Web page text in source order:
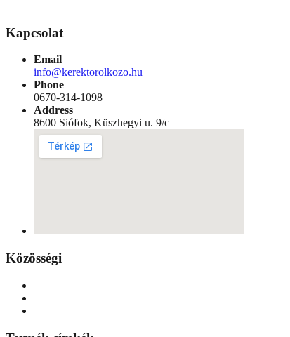
Kapcsolat
Email
info@kerektorolkozo.hu
Phone
0670-314-1098
Address
8600 Siófok, Küszhegyi u. 9/c
Közösségi